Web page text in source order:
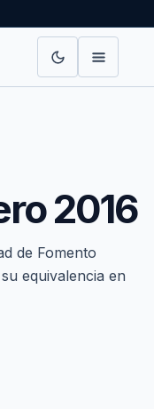
2016
de Fomento
equivalencia en